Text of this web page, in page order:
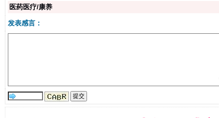
医药医疗/康养
发表感言：